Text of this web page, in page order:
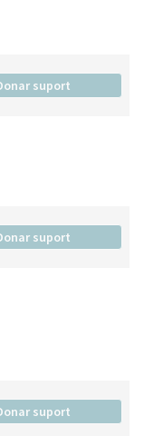
suport
suport
suport